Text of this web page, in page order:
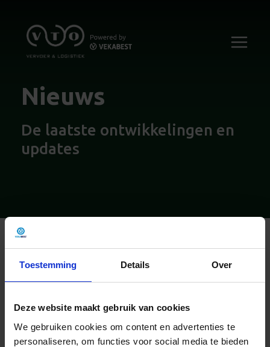
Toestemming Details Over
Deze website maakt gebruik van cookies
We gebruiken cookies om content en advertenties te
personaliseren, om functies voor social media te bieden
Nieuws
De laatste ontwikkelingen en
updates
Naar nieuwsoverzicht
Theoriemodule LZV